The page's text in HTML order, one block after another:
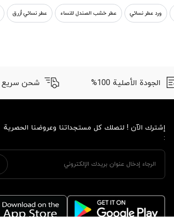
ورد عطر نسائي عطر خشب الصندل للنساء عطر نسائي أزرق
الجودة الأصلية 100% شحن سريع
إشترك الآن ! لتصلك كل مستجداتنا وعروضنا الحصرية
: